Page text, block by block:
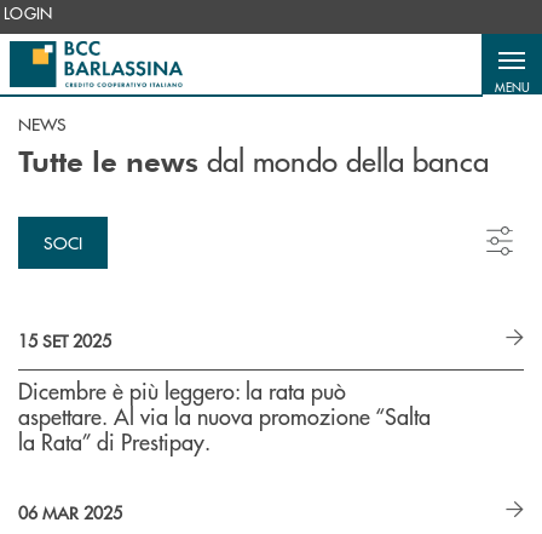
Salta al contenuto principale
LOGIN
MENU
NEWS
Tutte le news dal mondo della banca
SOCI
15 SET 2025
Dicembre è più leggero: la rata può
aspettare. Al via la nuova promozione “Salta
la Rata” di Prestipay.
06 MAR 2025